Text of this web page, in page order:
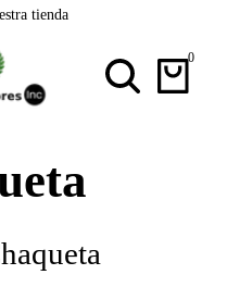
tienda
0
0